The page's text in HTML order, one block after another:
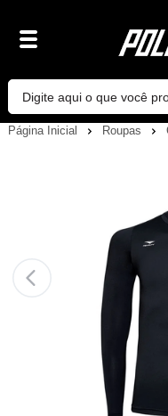
Página Inicial Roupas